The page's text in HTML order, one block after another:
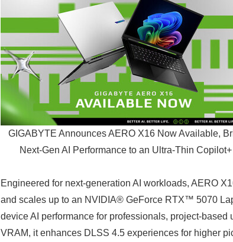
GIGABYTE Announces AERO X16 Now Available,
Next-Gen AI Performance to an Ultra-Thin
Engineered for next-generation AI workloads, AERO
and scales up to an NVIDIA® GeForce RTX™ 5070
device AI performance for professionals, project-
VRAM, it enhances DLSS 4.5 experiences for higher